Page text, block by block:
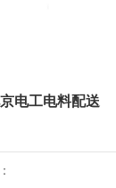
电工电料配送